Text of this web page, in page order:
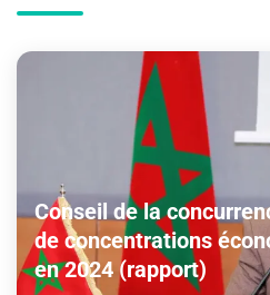
Conseil de la
de concentrations
en 2024 (rapport)